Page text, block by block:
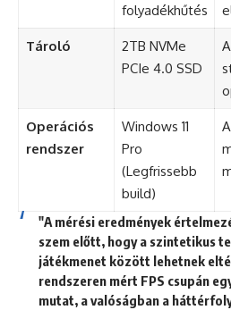
folyadékhűtés
Tároló
2TB NVMe
PCIe 4.0 SSD
Operációs
rendszer
Windows 11
Pro
(Legfrissebb
build)
"A mérési eredmények
szem előtt, hogy a szintetikus
játékmenet között lehetnek
rendszeren mért FPS csupán
mutat, a valóságban a